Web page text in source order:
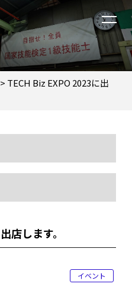
> TECH Biz EXPO 2023に出
店します。
イベント